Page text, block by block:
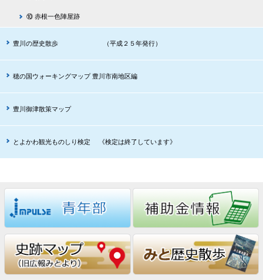
⑩ 赤根一色陣屋跡
豊川の歴史散歩 （平成２５年発行）
穂の国ウォーキングマップ 豊川市南地区編
豊川御津散策マップ
とよかわ観光ものしり検定 《検定は終了しています》